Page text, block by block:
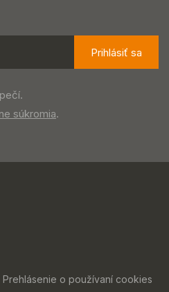
Prihlásiť sa
súkromia.
Prehlásenie o používaní cookies